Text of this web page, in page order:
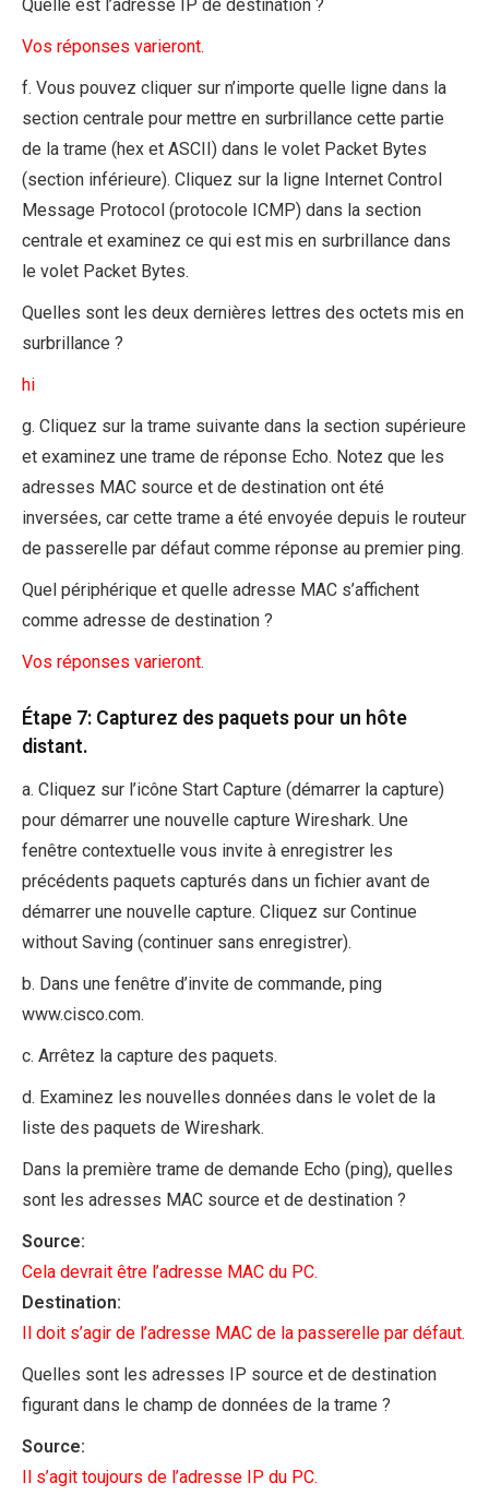
Quelle est l’adresse IP de destination ?
Vos réponses varieront.
f. Vous pouvez cliquer sur n’importe quelle ligne dans la
section centrale pour mettre en surbrillance cette partie
de la trame (hex et ASCII) dans le volet Packet Bytes
(section inférieure). Cliquez sur la ligne Internet Control
Message Protocol (protocole ICMP) dans la section
centrale et examinez ce qui est mis en surbrillance dans
le volet Packet Bytes.
Quelles sont les deux dernières lettres des octets mis en
surbrillance ?
hi
g. Cliquez sur la trame suivante dans la section supérieure
et examinez une trame de réponse Echo. Notez que les
adresses MAC source et de destination ont été
inversées, car cette trame a été envoyée depuis le routeur
de passerelle par défaut comme réponse au premier ping.
Quel périphérique et quelle adresse MAC s’affichent
comme adresse de destination ?
Vos réponses varieront.
Étape 7: Capturez des paquets pour un hôte
distant.
a. Cliquez sur l’icône Start Capture (démarrer la capture)
pour démarrer une nouvelle capture Wireshark. Une
fenêtre contextuelle vous invite à enregistrer les
précédents paquets capturés dans un fichier avant de
démarrer une nouvelle capture. Cliquez sur Continue
without Saving (continuer sans enregistrer).
b. Dans une fenêtre d’invite de commande, ping
www.cisco.com.
c. Arrêtez la capture des paquets.
d. Examinez les nouvelles données dans le volet de la
liste des paquets de Wireshark.
Dans la première trame de demande Echo (ping), quelles
sont les adresses MAC source et de destination ?
Source:
Cela devrait être l’adresse MAC du PC.
Destination:
Il doit s’agir de l’adresse MAC de la passerelle par défaut.
Quelles sont les adresses IP source et de destination
figurant dans le champ de données de la trame ?
Source:
Il s’agit toujours de l’adresse IP du PC.